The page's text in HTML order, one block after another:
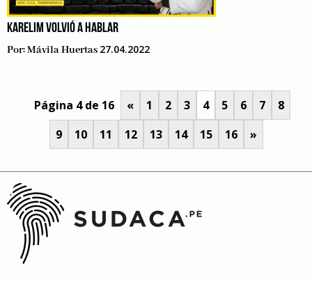
KARELIM VOLVIÓ A HABLAR
Por:Mávila Huertas 27.04.2022
Página 4 de 16 « 1 2 3 4 5 6 7
8
9
10 11 12 13 14 15 16 »